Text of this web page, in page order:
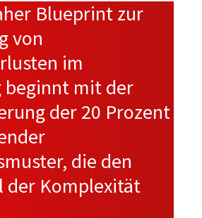
Blueprint zur
von
im
beginnt mit der
der 20 Prozent
die den
der Komplexität